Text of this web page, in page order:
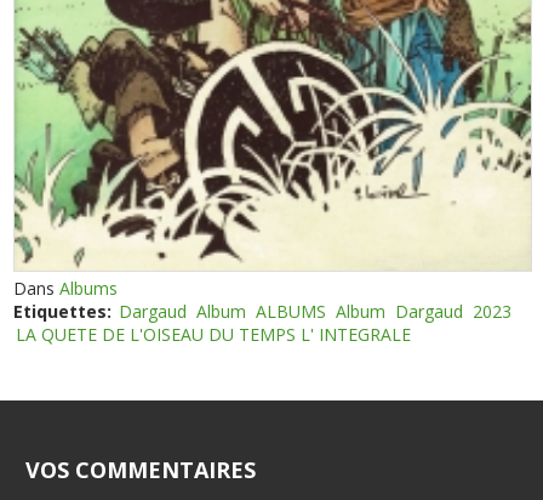
DansAlbums
Etiquettes: Dargaud Album ALBUMS Album Dargaud 2023
LA QUETE DE L'OISEAU DU TEMPS L' INTEGRALE
VOS COMMENTAIRES